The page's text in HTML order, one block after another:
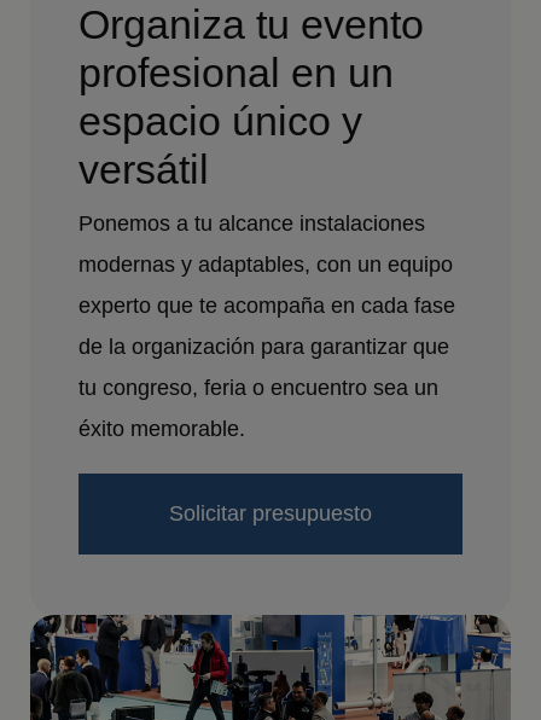
Organiza tu evento
profesional en un
espacio único y
versátil
Ponemos a tu alcance instalaciones
modernas y adaptables, con un equipo
experto que te acompaña en cada fase
de la organización para garantizar que
tu congreso, feria o encuentro sea un
éxito memorable.
Solicitar presupuesto